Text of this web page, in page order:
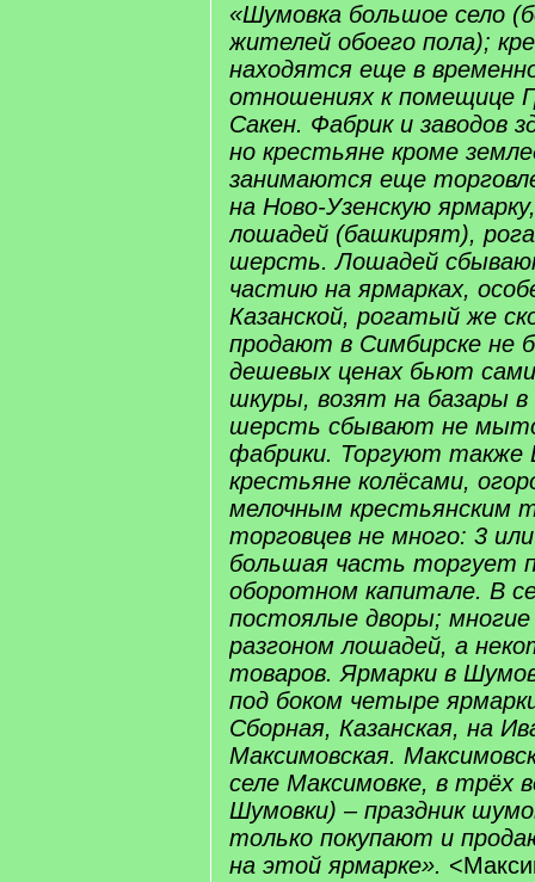
«Шумовка большое село
жителей обоего пола);
находятся еще в
отношениях к помещице
Сакен. Фабрик и заводов
но крестьяне кроме
занимаются еще
на Ново-Узенскую
лошадей (башкирят),
шерсть. Лошадей
частию на ярмарках,
Казанской, рогатый же
продают в Симбирске не
дешевых ценах бьют
шкуры, возят на базары в
шерсть сбывают не
фабрики. Торгуют также
крестьяне колёсами,
мелочным крестьянским
торговцев не много: 3
большая часть торгует
оборотном капитале. В
постоялые дворы;
разгоном лошадей, а
товаров. Ярмарки в
под боком четыре
Сборная, Казанская, на
Максимовская.
селе Максимовке, в трёх
Шумовки) – праздник
только покупают и
на этой ярмарке».